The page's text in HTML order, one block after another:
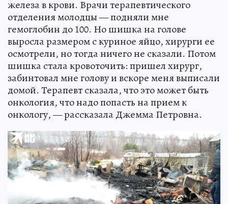
железа в крови. Врачи терапевтического
отделения молодцы — подняли мне
гемоглобин до 100. Но шишка на голове
выросла размером с куриное яйцо, хирурги ее
осмотрели, но тогда ничего не сказали. Потом
шишка стала кровоточить: пришел хирург,
забинтовал мне голову и вскоре меня выписали
домой. Терапевт сказала, что это может быть
онкология, что надо попасть на прием к
онкологу, — рассказала Джемма Петровна.